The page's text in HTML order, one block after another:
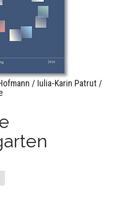
/ Iulia-Karin Patrut /